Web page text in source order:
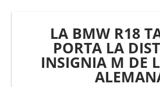
LA BMW R18
PORTA LA
INSIGNIA M DE